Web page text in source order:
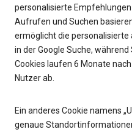
personalisierte
Aufrufen und Suchen
ermöglicht die
in der Google Suche,
Cookies laufen 6 Monate
Nutzer ab.
Ein anderes Cookie namens
genaue